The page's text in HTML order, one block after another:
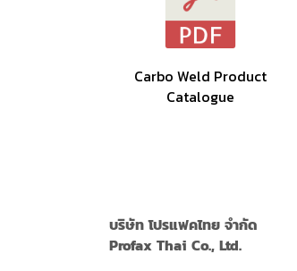
Carbo Weld Product
Catalogue
บริษัท โปรแฟคไทย จำกัด
Profax Thai Co., Ltd.